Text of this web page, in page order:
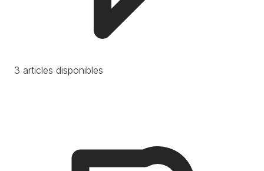
3 articles disponibles